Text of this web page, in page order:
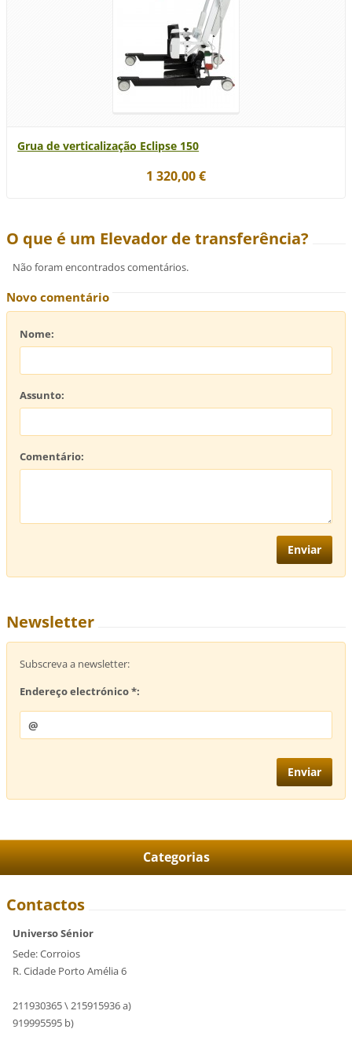
Grua de verticalização Eclipse 150
1 320,00 €
O que é um Elevador de transferência?
Não foram encontrados comentários.
Novo comentário
Nome:
Assunto:
Comentário:
Newsletter
Subscreva a newsletter:
Endereço electrónico *:
Categorias
Contactos
Universo Sénior
Sede: Corroios
R. Cidade Porto Amélia 6
211930365 \ 215915936 a)
919995595 b)